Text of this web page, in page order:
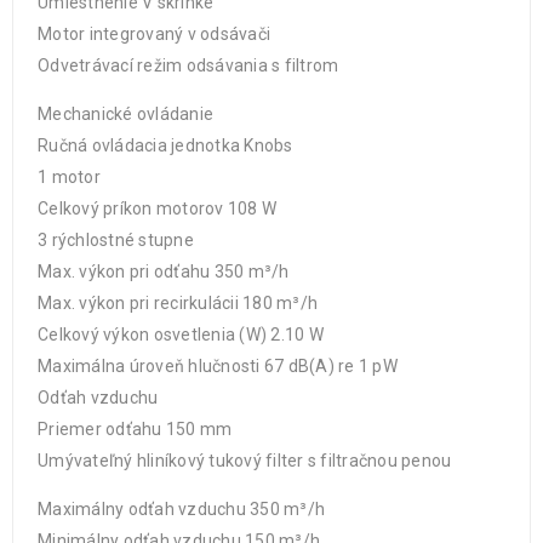
Motor integrovaný v odsávači
Odvetrávací režim odsávania s filtrom
Mechanické ovládanie
Ručná ovládacia jednotka Knobs
1 motor
Celkový príkon motorov 108 W
3 rýchlostné stupne
Max. výkon pri odťahu 350 m³/h
Max. výkon pri recirkulácii 180 m³/h
Celkový výkon osvetlenia (W) 2.10 W
Maximálna úroveň hlučnosti 67 dB(A) re 1 pW
Odťah vzduchu
Priemer odťahu 150 mm
Umývateľný hliníkový tukový filter s filtračnou penou
Maximálny odťah vzduchu 350 m³/h